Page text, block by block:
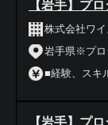
【岩手】プ
株式会社ワ
岩手県※プロ
■経験、スキ
【岩手】プ